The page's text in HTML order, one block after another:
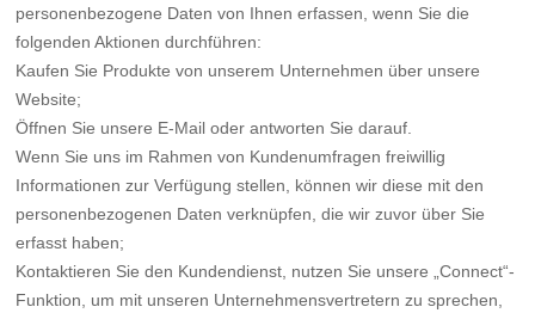
personenbezogene Daten von Ihnen erfassen, wenn Sie die
folgenden Aktionen durchführen:
Kaufen Sie Produkte von unserem Unternehmen über unsere
Website;
Öffnen Sie unsere E-Mail oder antworten Sie darauf.
Wenn Sie uns im Rahmen von Kundenumfragen freiwillig
Informationen zur Verfügung stellen, können wir diese mit den
personenbezogenen Daten verknüpfen, die wir zuvor über Sie
erfasst haben;
Kontaktieren Sie den Kundendienst, nutzen Sie unsere „Connect“-
Funktion, um mit unseren Unternehmensvertretern zu sprechen,